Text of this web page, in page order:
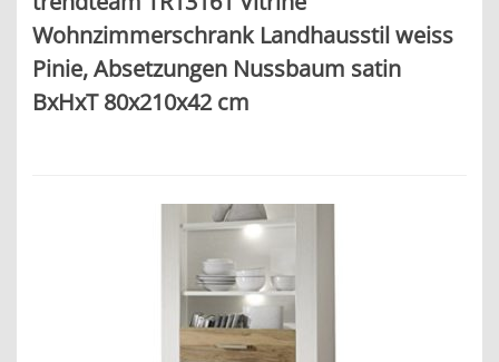
Wohnzimmerschrank Landhausstil weiss
Pinie, Absetzungen Nussbaum satin
BxHxT 80x210x42 cm